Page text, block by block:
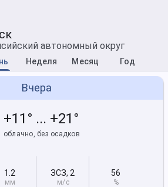
автономный округ
Неделя Месяц Год
Вчера
+11° ... +21°
облачно, без осадков
1.2
мм
ЗСЗ, 2
м/с
56
%